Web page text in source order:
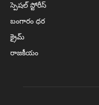
స్పెషల్ స్టోరీస్
బంగారం ధర
క్రైమ్
రాజకీయం